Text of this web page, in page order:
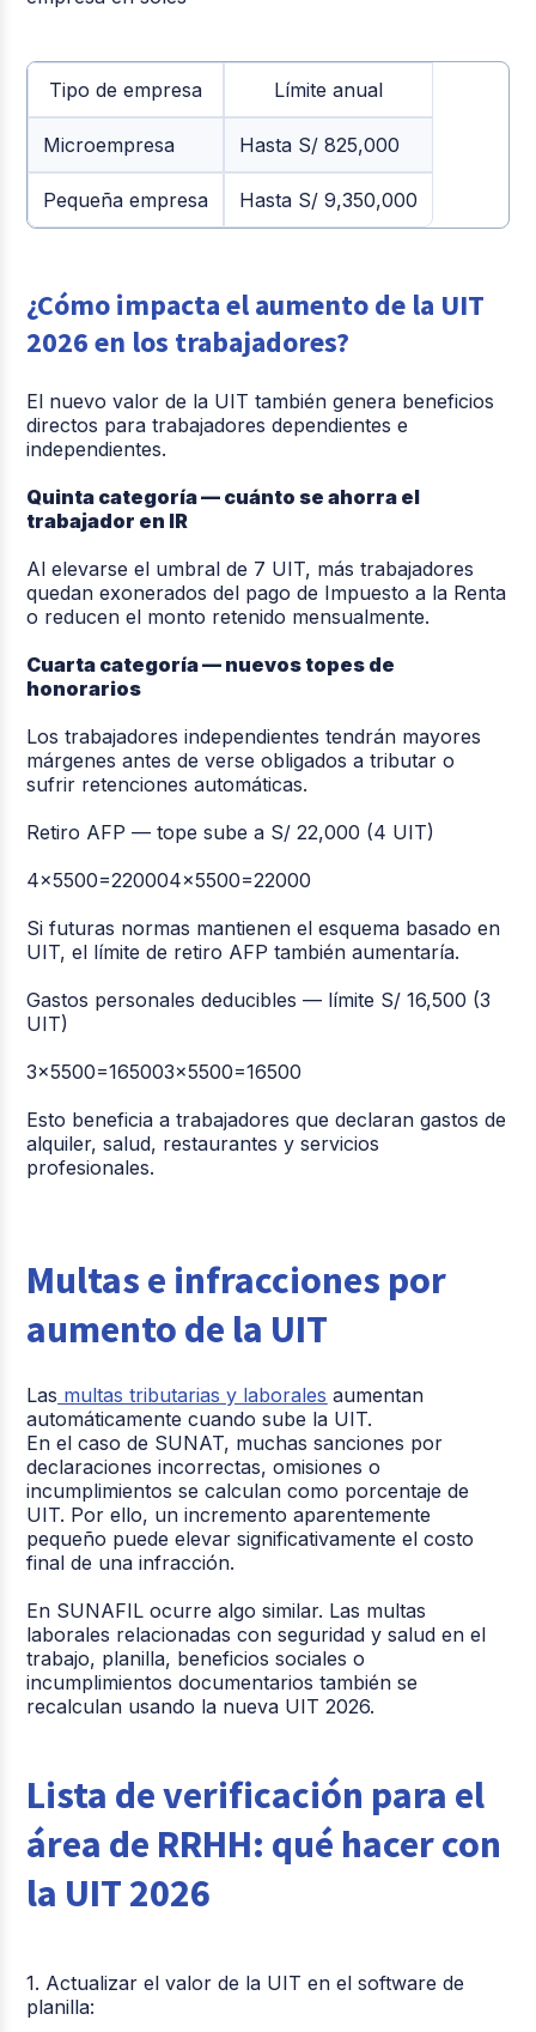
Tipo de empresa Límite anual
Microempresa Hasta S/ 825,000
Pequeña empresa Hasta S/ 9,350,000
¿Cómo impacta el aumento de la UIT
2026 en los trabajadores?
El nuevo valor de la UIT también genera beneficios
directos para trabajadores dependientes e
independientes.
Quinta categoría — cuánto se ahorra el
trabajador en IR
Al elevarse el umbral de 7 UIT, más trabajadores
quedan exonerados del pago de Impuesto a la Renta
o reducen el monto retenido mensualmente.
Cuarta categoría — nuevos topes de
honorarios
Los trabajadores independientes tendrán mayores
márgenes antes de verse obligados a tributar o
sufrir retenciones automáticas.
Retiro AFP — tope sube a S/ 22,000 (4 UIT)
4×5500=220004×5500=22000
Si futuras normas mantienen el esquema basado en
UIT, el límite de retiro AFP también aumentaría.
Gastos personales deducibles — límite S/ 16,500 (3
UIT)
3×5500=165003×5500=16500
Esto beneficia a trabajadores que declaran gastos de
alquiler, salud, restaurantes y servicios
profesionales.
Multas e infracciones por
aumento de la UIT
Las multas tributarias y laborales aumentan
automáticamente cuando sube la UIT.
En el caso de SUNAT, muchas sanciones por
declaraciones incorrectas, omisiones o
incumplimientos se calculan como porcentaje de
UIT. Por ello, un incremento aparentemente
pequeño puede elevar significativamente el costo
final de una infracción.
En SUNAFIL ocurre algo similar. Las multas
laborales relacionadas con seguridad y salud en el
trabajo, planilla, beneficios sociales o
incumplimientos documentarios también se
recalculan usando la nueva UIT 2026.
Lista de verificación para el
área de RRHH: qué hacer con
la UIT 2026
1. Actualizar el valor de la UIT en el software de
planilla: